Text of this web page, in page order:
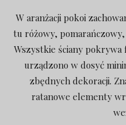
W aranżacji pokoi
tu różowy,
Wszystkie ściany pokrywa
urządzono w dosyć
zbędnych dekoracji.
ratanowe elementy